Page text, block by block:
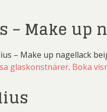
– Make up
– Make up nagellack
glaskonstnärer. Boka